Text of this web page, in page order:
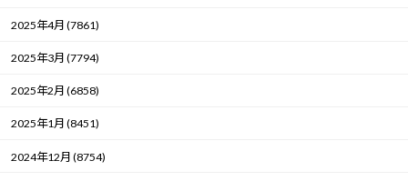
2025年4月 (7861)
2025年3月 (7794)
2025年2月 (6858)
2025年1月 (8451)
2024年12月 (8754)